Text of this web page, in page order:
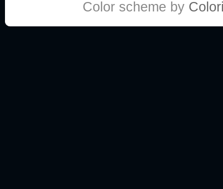
Color scheme by